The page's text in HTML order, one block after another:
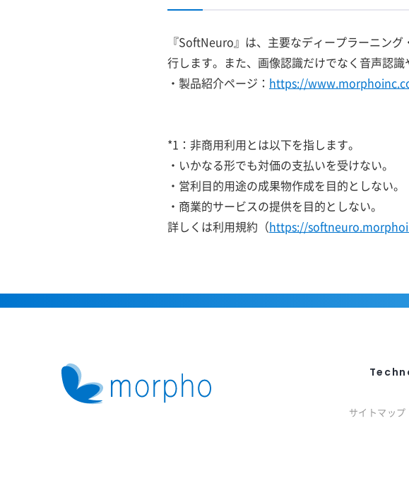
『SoftNeuro』は、主要なディープラーニン
行します。また、画像認識だけでなく音声認
・製品紹介ページ： https://
*1：非商用利用とは以下を指します。
・いかなる形でも対価の支払いを受けない。
・営利目的用途の成果物作成を目的としない。
・商業的サービスの提供を目的としない。
詳しくは利用規約（https://
サイトマップ